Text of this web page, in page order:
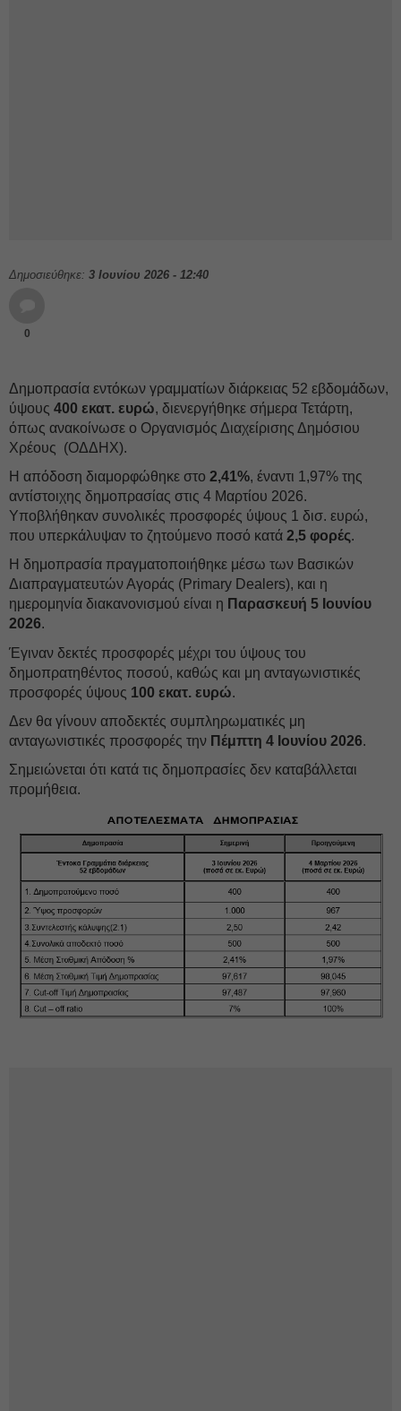
Δημοσιεύθηκε: 3 Ιουνίου 2026 - 12:40
0
Δημοπρασία εντόκων γραμματίων διάρκειας 52 εβδομάδων,
ύψους 400 εκατ. ευρώ, διενεργήθηκε σήμερα Τετάρτη,
όπως ανακοίνωσε ο Οργανισμός Διαχείρισης Δημόσιου
Χρέους (ΟΔΔΗΧ).
Η απόδοση διαμορφώθηκε στο 2,41%, έναντι 1,97% της
αντίστοιχης δημοπρασίας στις 4 Μαρτίου 2026.
Υποβλήθηκαν συνολικές προσφορές ύψους 1 δισ. ευρώ,
που υπερκάλυψαν το ζητούμενο ποσό κατά 2,5 φορές.
Η δημοπρασία πραγματοποιήθηκε μέσω των Βασικών
Διαπραγματευτών Αγοράς (Primary Dealers), και η
ημερομηνία διακανονισμού είναι η Παρασκευή 5 Ιουνίου
2026.
Έγιναν δεκτές προσφορές μέχρι του ύψους του
δημοπρατηθέντος ποσού, καθώς και μη ανταγωνιστικές
προσφορές ύψους 100 εκατ. ευρώ.
Δεν θα γίνουν αποδεκτές συμπληρωματικές μη
ανταγωνιστικές προσφορές την Πέμπτη 4 Ιουνίου 2026.
Σημειώνεται ότι κατά τις δημοπρασίες δεν καταβάλλεται
προμήθεια.